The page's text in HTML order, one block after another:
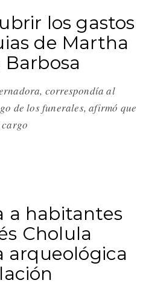
los gastos
de Martha
Barbosa
correspondía al
de los funerales, afirmó que
a habitantes
Cholula
arqueológica